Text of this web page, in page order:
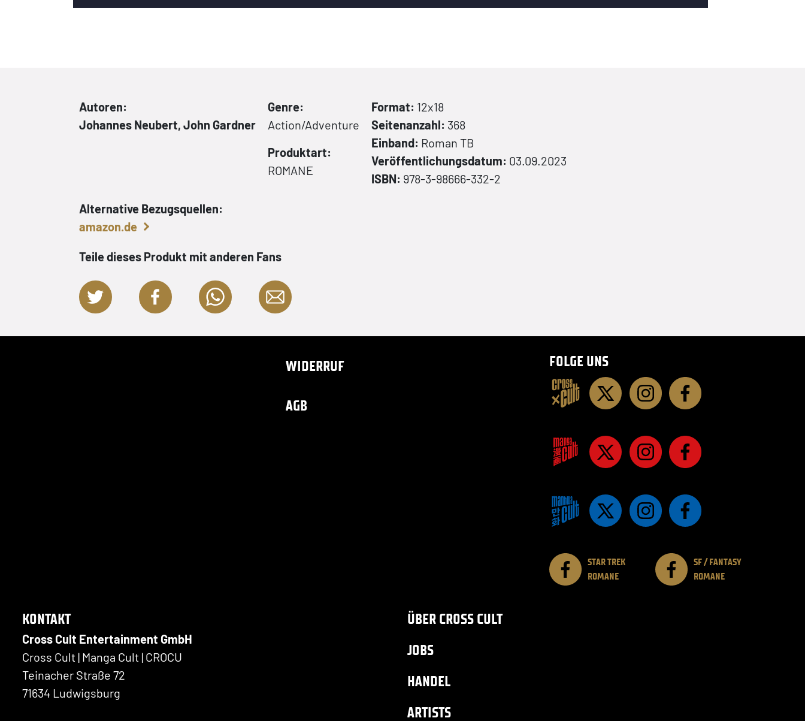
Autoren:
Johannes Neubert, John Gardner
Genre:
Action/Adventure
Produktart:
ROMANE
Format: 12x18
Seitenanzahl: 368
Einband: Roman TB
Veröffentlichungsdatum: 03.09.2023
ISBN: 978-3-98666-332-2
Alternative Bezugsquellen:
amazon.de
Teile dieses Produkt mit anderen Fans
WIDERRUF
AGB
FOLGE UNS
STAR TREK
ROMANE
SF / FANTASY
ROMANE
KONTAKT
Cross Cult Entertainment GmbH
Cross Cult | Manga Cult | CROCU
Teinacher Straße 72
71634 Ludwigsburg
ÜBER CROSS CULT
JOBS
HANDEL
ARTISTS